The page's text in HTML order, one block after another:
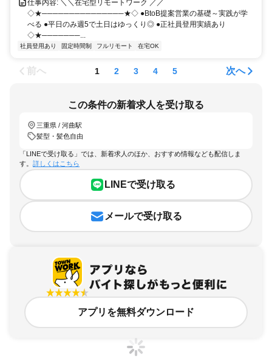
仕事内容: ＼＼在宅型リモートワーク ／／
◇★───────────────★◇ ●BtoB提案営業の基礎～実践が学
べる ●平日のみ週5で土日はゆっくり◎ ●正社員登用実績あり
◇★───────...
社員登用あり 固定時間制 フルリモート 在宅OK
前へ 1 2 3 4 5 次へ
この条件の新着求人を受け取る
三重県 / 河曲駅
髪型・髪色自由
「LINEで受け取る」では、新着求人のほか、おすすめ情報なども配信しま
す。 詳しくはこちら
LINEで受け取る
メールで受け取る
アプリを無料ダウンロード